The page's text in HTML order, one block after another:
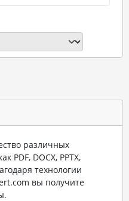
различных
PDF, DOCX, PPTX,
технологии
вы получите